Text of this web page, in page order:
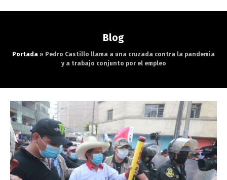
Blog
Portada » Pedro Castillo llama a una cruzada contra la pandemia
y a trabajo conjunto por el empleo